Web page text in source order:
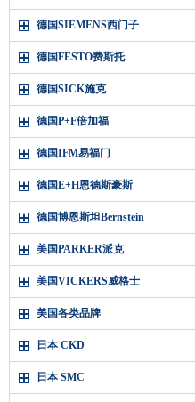
德国SIEMENS西门子
德国FESTO费斯托
德国SICK施克
德国P+F倍加福
德国IFM易福门
德国E+H恩德斯豪斯
德国博恩斯坦Bernstein
美国PARKER派克
美国VICKERS威格士
美国各类品牌
日本 CKD
日本 SMC